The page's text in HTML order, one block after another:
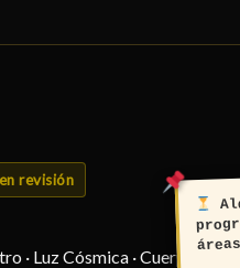
revisión
· Luz Cósmica · Cuerpo de